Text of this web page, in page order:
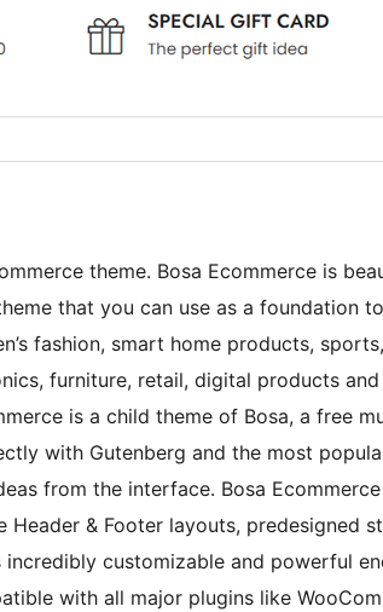
theme. Bosa Ecommerce is
that you can use as a foundation
fashion, smart home products,
furniture, retail, digital products
is a child theme of Bosa, a free
with Gutenberg and the most
from the interface. Bosa
& Footer layouts, predesigned
incredibly customizable and powerful
with all major plugins like